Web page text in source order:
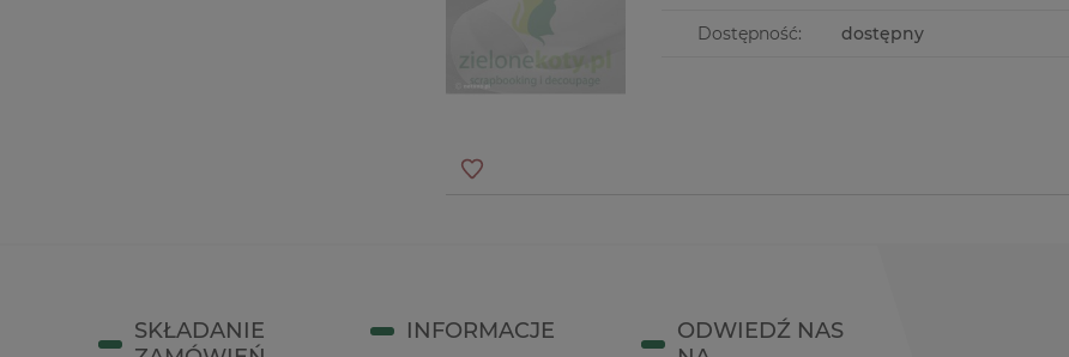
Dostępność: dostępny
SKŁADANIE
INFORMACJE
ODWIEDŹ NAS